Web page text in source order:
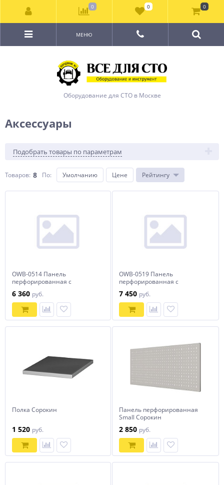
Оборудование для СТО в Москве
МЕНЮ
Аксессуары
Подобрать товары по параметрам
Товаров: 8 По: Умолчанию Цене Рейтингу
OWB-0514 Панель
перфорированная с
одной тумбой,
1390х480х40мм
6 360 руб.
OWB-0519 Панель
перфорированная с
двумя тумбами,
1900х480х40мм
7 450 руб.
Полка Сорокин
1 520 руб.
Панель перфорированная
Small Сорокин
2 850 руб.
0 0 0